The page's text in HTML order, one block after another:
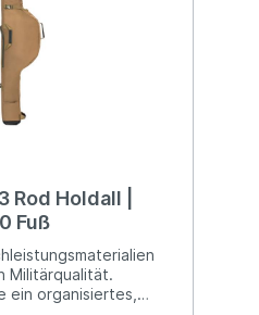
Rod Holdall |
Fuß
Militärqualität.
ein organisiertes,